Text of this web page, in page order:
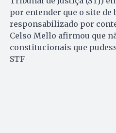
por entender que o site de
responsabilizado por
Celso Mello afirmou que
constitucionais que
STF